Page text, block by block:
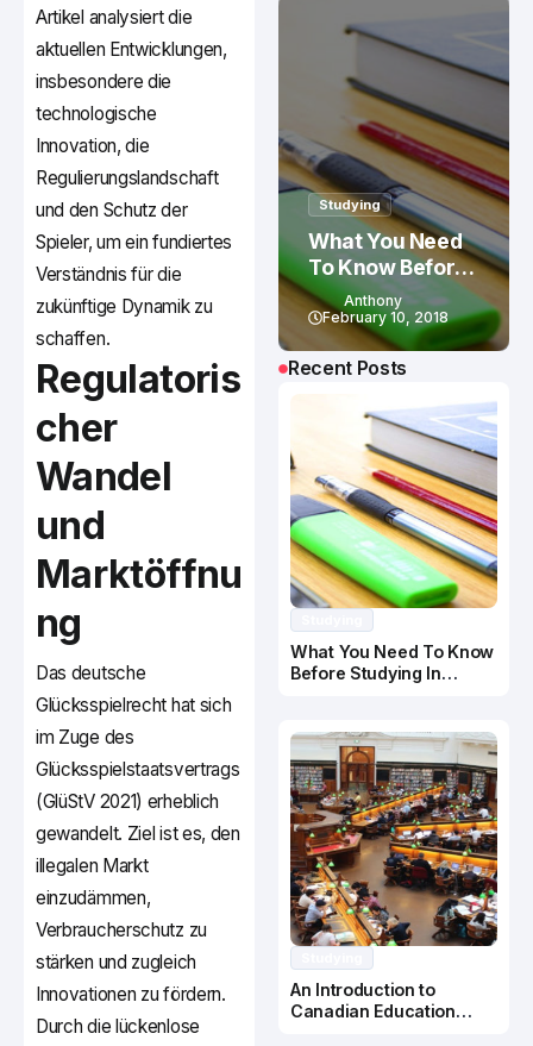
Artikel analysiert die
aktuellen Entwicklungen,
insbesondere die
technologische
Innovation, die
Regulierungslandschaft
und den Schutz der
Spieler, um ein fundiertes
Verständnis für die
zukünftige Dynamik zu
schaffen.
Regulatoris
cher
Wandel
und
Marktöffnu
ng
Das deutsche
Glücksspielrecht hat sich
im Zuge des
Glücksspielstaatsvertrags
(GlüStV 2021) erheblich
gewandelt. Ziel ist es, den
illegalen Markt
einzudämmen,
Verbraucherschutz zu
stärken und zugleich
Innovationen zu fördern.
Durch die lückenlose
Studying
What You Need
To Know Before
Studying In
Canada
Anthony
February 10, 2018
Recent Posts
What You Need To Know
Before Studying In
An Introduction to
Canadian Education